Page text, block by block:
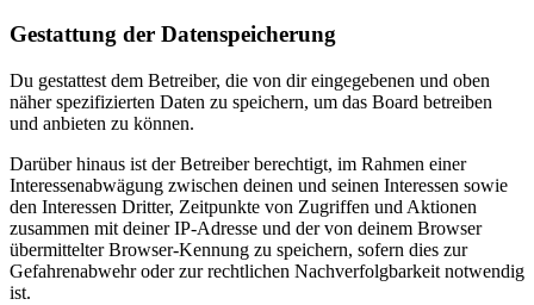
Gestattung der Datenspeicherung
Du gestattest dem Betreiber, die von dir eingegebenen und oben
näher spezifizierten Daten zu speichern, um das Board betreiben
und anbieten zu können.
Darüber hinaus ist der Betreiber berechtigt, im Rahmen einer
Interessenabwägung zwischen deinen und seinen Interessen sowie
den Interessen Dritter, Zeitpunkte von Zugriffen und Aktionen
zusammen mit deiner IP-Adresse und der von deinem Browser
übermittelter Browser-Kennung zu speichern, sofern dies zur
Gefahrenabwehr oder zur rechtlichen Nachverfolgbarkeit notwendig
ist.